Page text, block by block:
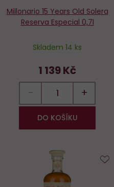
Millonario 15 Years Old Solera
Reserva Especial 0,7l
Skladem 14 ks
1 139 Kč
− +
DO KOŠÍKU